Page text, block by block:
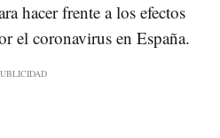
hacer frente a los efectos
el coronavirus en España.